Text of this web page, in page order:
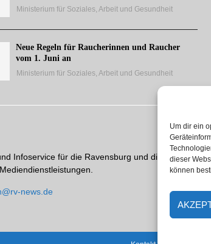
Um dir ein
dieser
können
Ministerium für Soziales, Arbeit und Gesundheit
Neue Regeln für Raucherinnen und Raucher
vom 1. Juni an
Ministerium für Soziales, Arbeit und Gesundheit
Infoservice für die Ravensburg und die Region.
news.de